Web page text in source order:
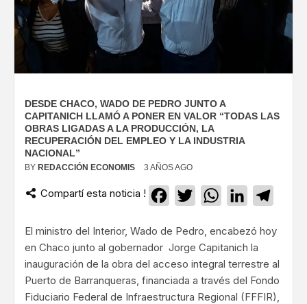
DESDE CHACO, WADO DE PEDRO JUNTO A
CAPITANICH LLAMÓ A PONER EN VALOR “TODAS LAS
OBRAS LIGADAS A LA PRODUCCIÓN, LA
RECUPERACIÓN DEL EMPLEO Y LA INDUSTRIA
NACIONAL”
BY REDACCIÓN ECONOMIS 3 AÑOS AGO
Compartí esta noticia ! Facebook
TwitterWhatsApp
LinkedIn
El ministro del Interior, Wado de Pedro, encabezó hoy
en Chaco junto al gobernador Jorge Capitanich la
inauguración de la obra del acceso integral terrestre al
Puerto de Barranqueras, financiada a través del Fondo
Fiduciario Federal de Infraestructura Regional (FFFIR),